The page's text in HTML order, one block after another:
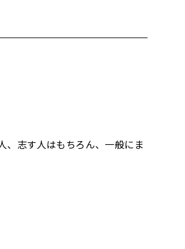
、志す人はもちろん、一般にま